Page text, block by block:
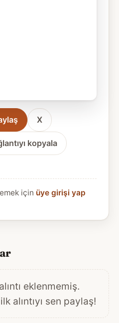
X
kopyala
için üye girişi yap
eklenmemiş.
alıntıyı sen paylaş!